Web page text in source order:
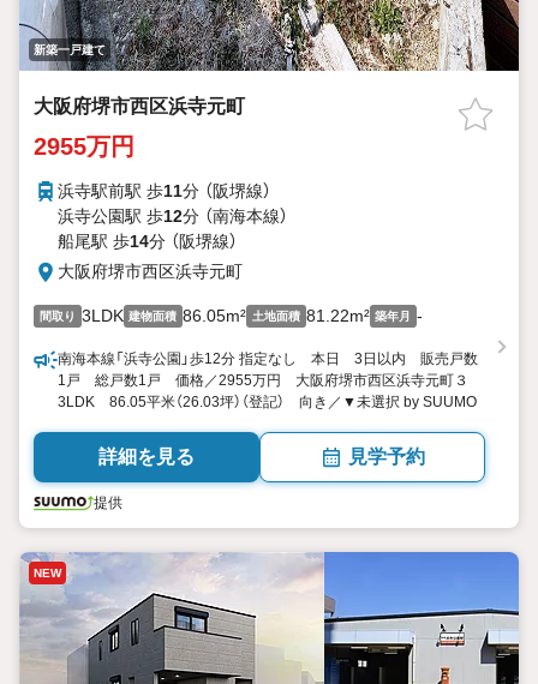
新築一戸建て
大阪府堺市西区浜寺元町
2955万円
浜寺駅前駅 歩11分 （阪堺線）
浜寺公園駅 歩12分 （南海本線）
船尾駅 歩14分 （阪堺線）
大阪府堺市西区浜寺元町
間取り 3LDK 建物面積 86.05m² 土地面積 81.22m² 築年月 -
南海本線「浜寺公園」歩12分 指定なし 本日 3日以内 販売戸数
1戸 総戸数1戸 価格／2955万円 大阪府堺市西区浜寺元町３
3LDK 86.05平米（26.03坪）（登記） 向き／▼未選択 by SUUMO
詳細を見る 見学予約
提供
NEW